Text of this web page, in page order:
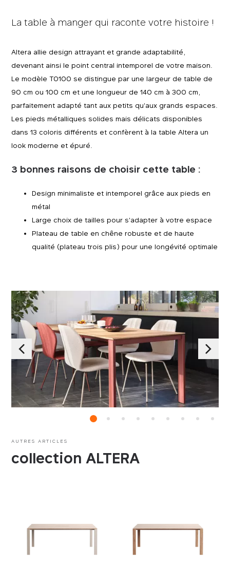
La table à manger qui raconte votre histoire !
Altera allie design attrayant et grande adaptabilité,
devenant ainsi le point central intemporel de votre maison.
Le modèle T0100 se distingue par une largeur de table de
90 cm ou 100 cm et une longueur de 140 cm à 300 cm,
parfaitement adapté tant aux petits qu'aux grands espaces.
Les pieds métalliques solides mais délicats disponibles
dans 13 coloris différents et confèrent à la table Altera un
look moderne et épuré.
3 bonnes raisons de choisir cette table :
Design minimaliste et intemporel grâce aux pieds en
métal
Large choix de tailles pour s'adapter à votre espace
Plateau de table en chêne robuste et de haute
qualité (plateau trois plis) pour une longévité optimale
AUTRES ARTICLES
collection ALTERA